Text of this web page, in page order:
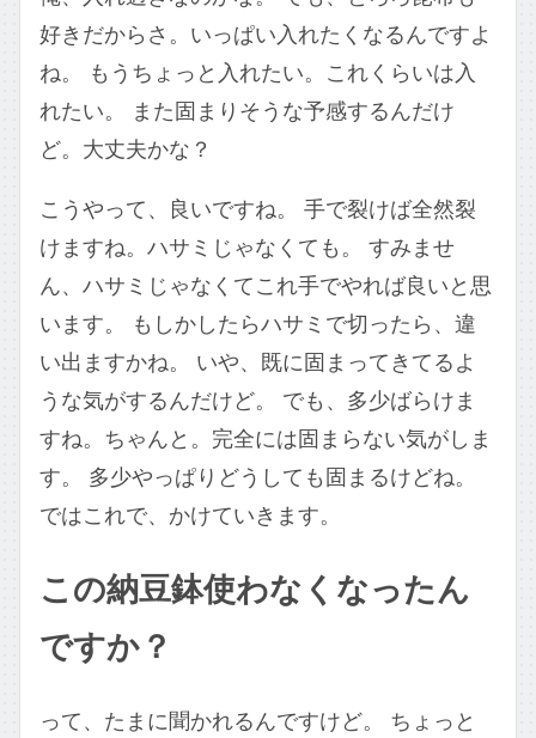
好きだからさ。いっぱい入れたくなるんですよ
ね。 もうちょっと入れたい。これくらいは入
れたい。 また固まりそうな予感するんだけ
ど。大丈夫かな？
こうやって、良いですね。 手で裂けば全然裂
けますね。ハサミじゃなくても。 すみませ
ん、ハサミじゃなくてこれ手でやれば良いと思
います。 もしかしたらハサミで切ったら、違
い出ますかね。 いや、既に固まってきてるよ
うな気がするんだけど。 でも、多少ばらけま
すね。ちゃんと。完全には固まらない気がしま
す。 多少やっぱりどうしても固まるけどね。
ではこれで、かけていきます。
この納豆鉢使わなくなったん
ですか？
って、たまに聞かれるんですけど。 ちょっと